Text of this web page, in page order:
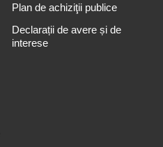
Plan de achiziţii publice
Declarații de avere și de
interese